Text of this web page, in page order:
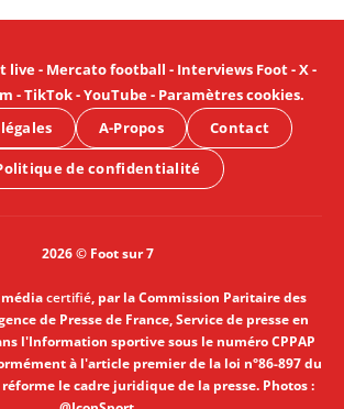
live- Mercato football - Interviews Foot-X-
-TikTok-YouTube- Paramètres cookies.
A-Propos Contact
de confidentialité
2026 © Foot sur 7
certifié, par la Commission Paritaire des
de Presse de France, Service de presse en
l'Information sportive sous le numéro CPPAP
à l'article premier de la loi n°86-897 du
le cadre juridique de la presse. Photos :